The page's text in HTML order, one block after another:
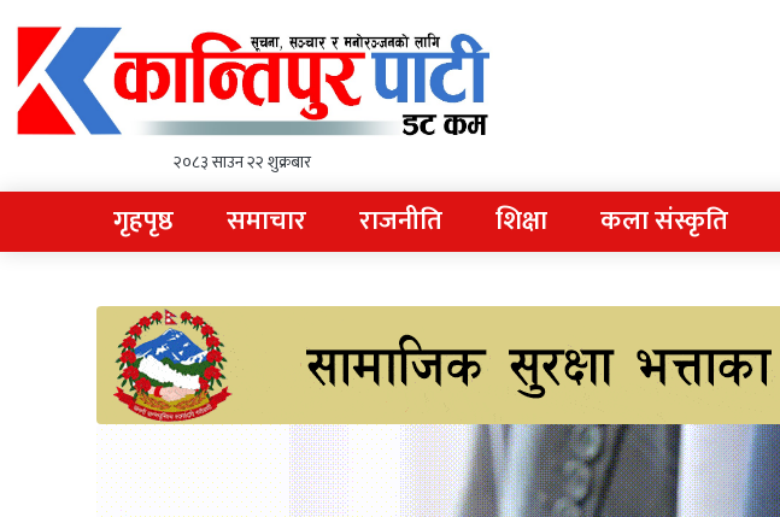
२०८३ साउन २२ शुक्रबार
गृहपृष्ठ समाचार राजनीति शिक्षा कला संस्कृति